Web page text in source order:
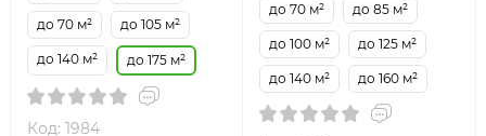
до 70 м² до 105 м²
до 140 м² до 175 м²
Код: 1984
до 70 м² до 85 м²
до 100 м² до 125 м²
до 140 м² до 160 м²